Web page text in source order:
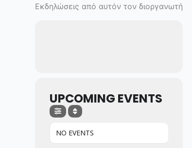
Εκδηλώσεις από αυτόν τον διοργανωτή
UPCOMING EVENTS
NO EVENTS